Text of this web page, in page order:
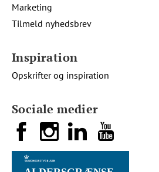
Sociale medier
Marketing
Tilmeld nyhedsbrev
Inspiration
Opskrifter og inspiration